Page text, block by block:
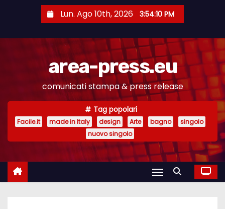
e
Lun. Ago 10th, 2026 3:54:11 PM
area-press.eu
comunicati stampa & press release
Tag popolari
Facile.it made in Italy design Arte bagno
singolo
nuovo singolo